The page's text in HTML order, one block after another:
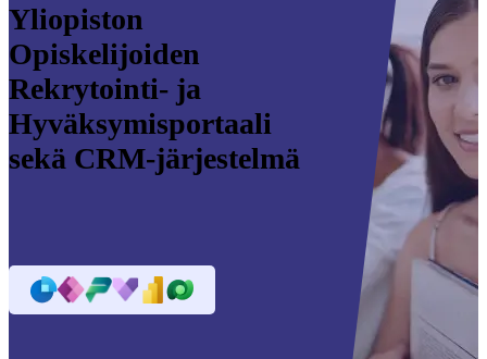
Yliopiston
Opiskelijoiden
Rekrytointi- ja
Hyväksymisportaali
sekä CRM-järjestelmä